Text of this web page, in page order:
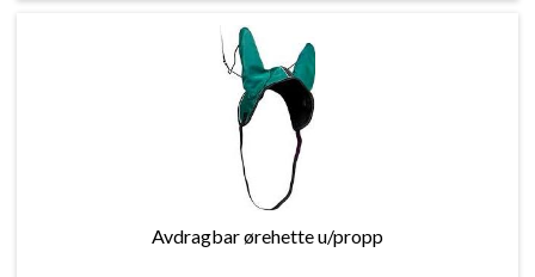
Avdragbar ørehette u/propp